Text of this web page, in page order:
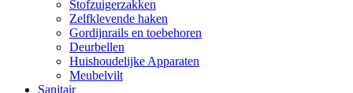
Stofzuigerzakken
Zelfklevende haken
Gordijnrails en toebehoren
Deurbellen
Huishoudelijke Apparaten
Meubelvilt
Sanitair